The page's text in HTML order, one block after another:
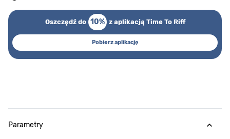
Oszczędź do 10% z aplikacją Time To Riff
Pobierz aplikację
Parametry